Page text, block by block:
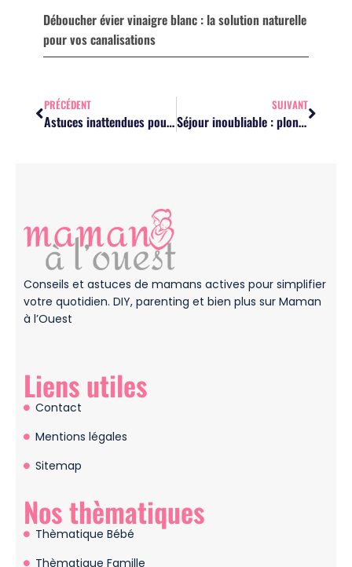
Déboucher évier vinaigre blanc : la solution naturelle
pour vos canalisations
PRÉCÉDENT
Astuces inattendues pour équilibrer vie de famille et quotidien sans stress
SUIVANT
Séjour inoubliable : plongez dans l’univers des hôtels insolites de lyon
Conseils et astuces de mamans actives pour simplifier
votre quotidien. DIY, parenting et bien plus sur Maman
à l’Ouest
Liens utiles
Contact
Mentions légales
Sitemap
Nos thèmatiques
Thèmatique Bébé
Thèmatique Famille